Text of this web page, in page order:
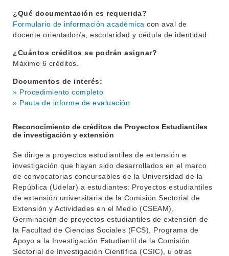
INSTITUCIONAL
BEDELÍA
¿Qué documentación es requerida?
Formulario de información académica con aval de
docente orientador/a, escolaridad y cédula de identidad.
¿Cuántos créditos se podrán asignar?
Máximo 6 créditos.
Documentos de interés:
» Procedimiento completo
» Pauta de informe de evaluación
Reconocimiento de créditos de Proyectos Estudiantiles
de investigación y extensión
Se dirige a proyectos estudiantiles de extensión e
investigación que hayan sido desarrollados en el marco
de convocatorias concursables de la Universidad de la
República (Udelar) a estudiantes: Proyectos estudiantiles
de extensión universitaria de la Comisión Sectorial de
Extensión y Actividades en el Medio (CSEAM),
Germinación de proyectos estudiantiles de extensión de
la Facultad de Ciencias Sociales (FCS), Programa de
Apoyo a la Investigación Estudiantil de la Comisión
Sectorial de Investigación Científica (CSIC), u otras